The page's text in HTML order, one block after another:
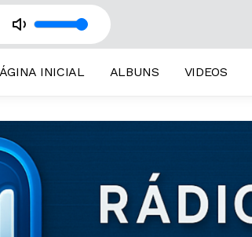
Take (Remastered 2003)
INICIAL ALBUNS VIDEOS